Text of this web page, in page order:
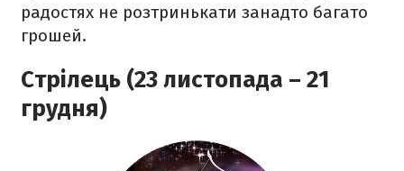
радостях не розтринькати занадто багато
грошей.
Стрілець (23 листопада – 21
грудня)